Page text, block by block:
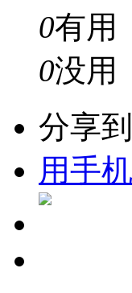
0有用
0没用
分享到
用手